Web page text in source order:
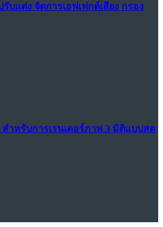
บแต่ง จัดการเอฟเฟกต์เสียง กรอง
สำหรับการเรนเดอร์ภาพ 3 มิติแบบสด